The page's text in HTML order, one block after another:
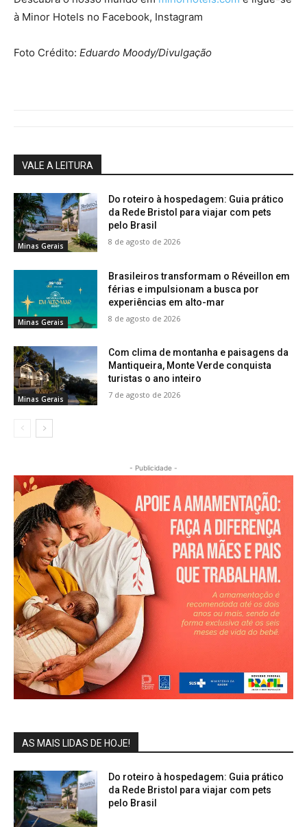
à Minor Hotels no Facebook, Instagram
Foto Crédito: Eduardo Moody/Divulgação
VALE A LEITURA
Minas Gerais
Do roteiro à hospedagem: Guia prático
da Rede Bristol para viajar com pets
pelo Brasil
8 de agosto de 2026
Minas Gerais
Brasileiros transformam o Réveillon em
férias e impulsionam a busca por
experiências em alto-mar
8 de agosto de 2026
Minas Gerais
Com clima de montanha e paisagens da
Mantiqueira, Monte Verde conquista
turistas o ano inteiro
7 de agosto de 2026
- Publicidade -
AS MAIS LIDAS DE HOJE!
Do roteiro à hospedagem: Guia prático
da Rede Bristol para viajar com pets
pelo Brasil